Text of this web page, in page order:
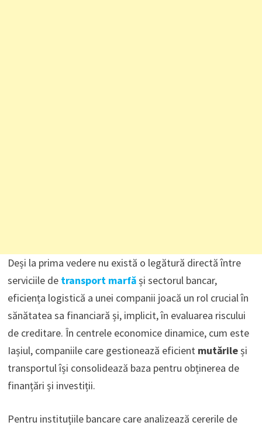
Deși la prima vedere nu există o legătură directă între
serviciile de transport marfăși sectorul bancar,
eficiența logistică a unei companii joacă un rol crucial în
sănătatea sa financiară și, implicit, în evaluarea riscului
de creditare. În centrele economice dinamice, cum este
Iașiul, companiile care gestionează eficient mutărileși
transportul își consolidează baza pentru obținerea de
finanțări și investiții.
Pentru instituțiile bancare care analizează cererile de